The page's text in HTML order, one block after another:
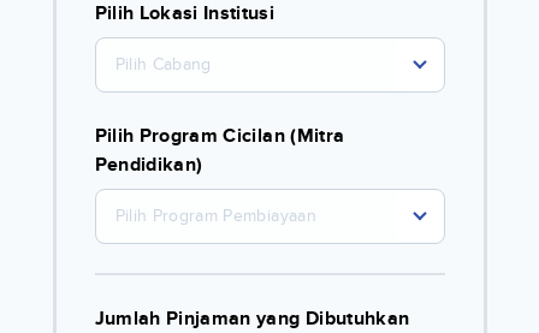
Pilih Lokasi Institusi
Pilih Cabang
Pilih Program Cicilan (Mitra
Pendidikan)
Pilih Program Pembiayaan
Jumlah Pinjaman yang Dibutuhkan